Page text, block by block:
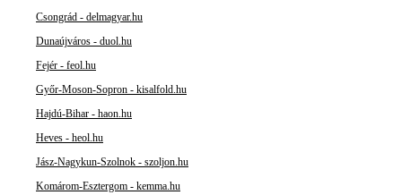
Csongrád - delmagyar.hu
Dunaújváros - duol.hu
Fejér - feol.hu
Győr-Moson-Sopron - kisalfold.hu
Hajdú-Bihar - haon.hu
Heves - heol.hu
Jász-Nagykun-Szolnok - szoljon.hu
Komárom-Esztergom - kemma.hu